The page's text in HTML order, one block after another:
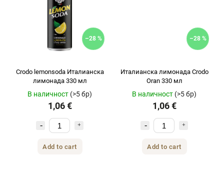
–28 %
Crodo lemonsoda Италианска
лимонада 330 мл
В наличност (>5 бр)
1,06 €
Add to cart
–28 %
Италианска лимонада Crodo
Oran 330 мл
В наличност (>5 бр)
1,06 €
Add to cart